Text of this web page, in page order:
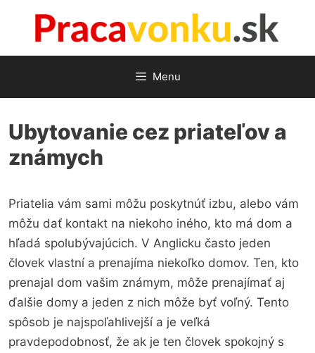
Menu
Ubytovanie cez priateľov a
známych
Priatelia vám sami môžu poskytnúť izbu, alebo vám
môžu dať kontakt na niekoho iného, kto má dom a
hľadá spolubývajúcich. V Anglicku často jeden
človek vlastní a prenajíma niekoľko domov. Ten, kto
prenajal dom vašim známym, môže prenajímať aj
ďalšie domy a jeden z nich môže byť voľný. Tento
spôsob je najspoľahlivejší a je veľká
pravdepodobnosť, že ak je ten človek spokojný s